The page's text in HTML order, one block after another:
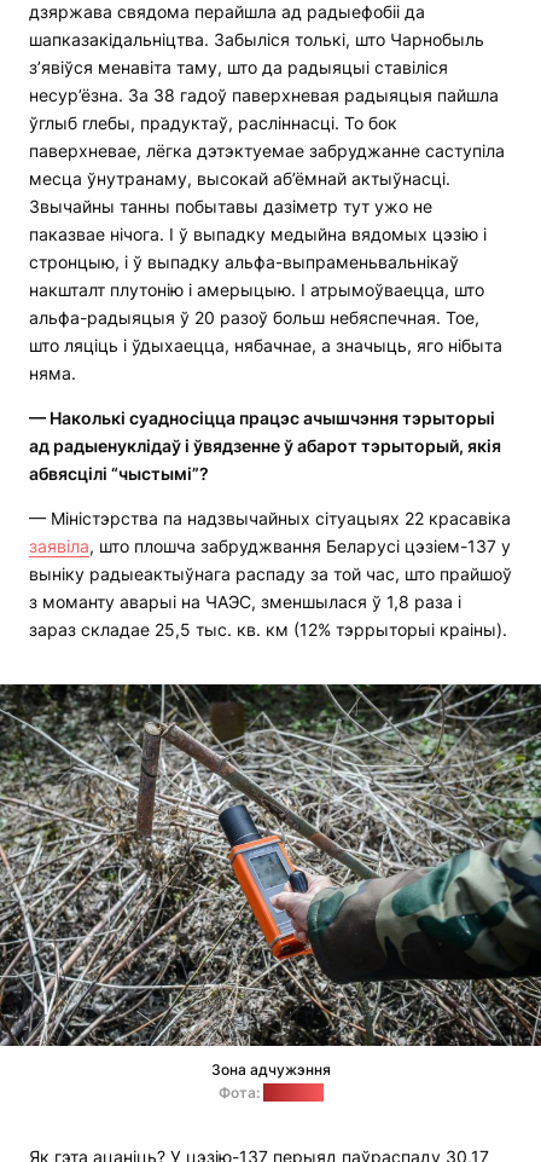
дзяржава свядома перайшла ад радыефобіі да
шапказакідальніцтва. Забыліся толькі, што Чарнобыль
з’явіўся менавіта таму, што да радыяцыі ставіліся
несур’ёзна. За 38 гадоў паверхневая радыяцыя пайшла
ўглыб глебы, прадуктаў, расліннасці. То бок
паверхневае, лёгка дэтэктуемае забруджанне саступіла
месца ўнутранаму, высокай аб’ёмнай актыўнасці.
Звычайны танны побытавы дазіметр тут ужо не
паказвае нічога. І ў выпадку медыйна вядомых цэзію і
стронцыю, і ў выпадку альфа-выпраменьвальнікаў
накшталт плутонію і амерыцыю. І атрымоўваецца, што
альфа-радыяцыя ў 20 разоў больш небяспечная. Тое,
што ляціць і ўдыхаецца, нябачнае, а значыць, яго нібыта
няма.
— Наколькі суадносіцца працэс ачышчэння тэрыторыі
ад радыенуклідаў і ўвядзенне ў абарот тэрыторый, якія
абвясцілі “чыстымі”?
— Міністэрства па надзвычайных сітуацыях 22 красавіка
заявіла, што плошча забруджвання Беларусі цэзіем-137 у
выніку радыеактыўнага распаду за той час, што прайшоў
з моманту аварыі на ЧАЭС, зменшылася ў 1,8 раза і
зараз складае 25,5 тыс. кв. км (12% тэррыторыі краіны).
Зона адчужэння
Фота:
Як гэта ацаніць? У цэзію-137 перыяд паўраспаду 30,17